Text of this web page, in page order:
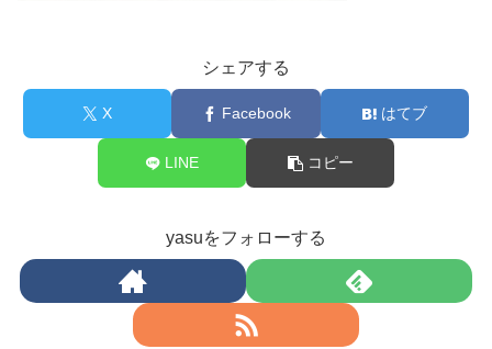
シェアする
X Facebook はてブ
LINE コピー
yasuをフォローする